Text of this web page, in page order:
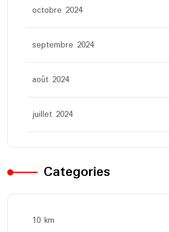
octobre 2024
septembre 2024
août 2024
juillet 2024
Categories
10 km